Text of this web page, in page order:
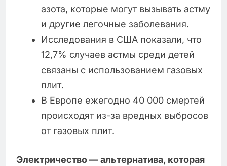
азота, которые могут вызывать астму
и другие легочные заболевания.
Исследования в США показали, что
12,7% случаев астмы среди детей
связаны с использованием газовых
плит.
В Европе ежегодно 40 000 смертей
происходят из-за вредных выбросов
от газовых плит.
Электричество — альтернатива, которая